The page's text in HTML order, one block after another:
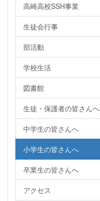
高崎高校SSH事業
生徒会行事
部活動
学校生活
図書館
生徒・保護者の皆さんへ
中学生の皆さんへ
小学生の皆さんへ
卒業生の皆さんへ
アクセス